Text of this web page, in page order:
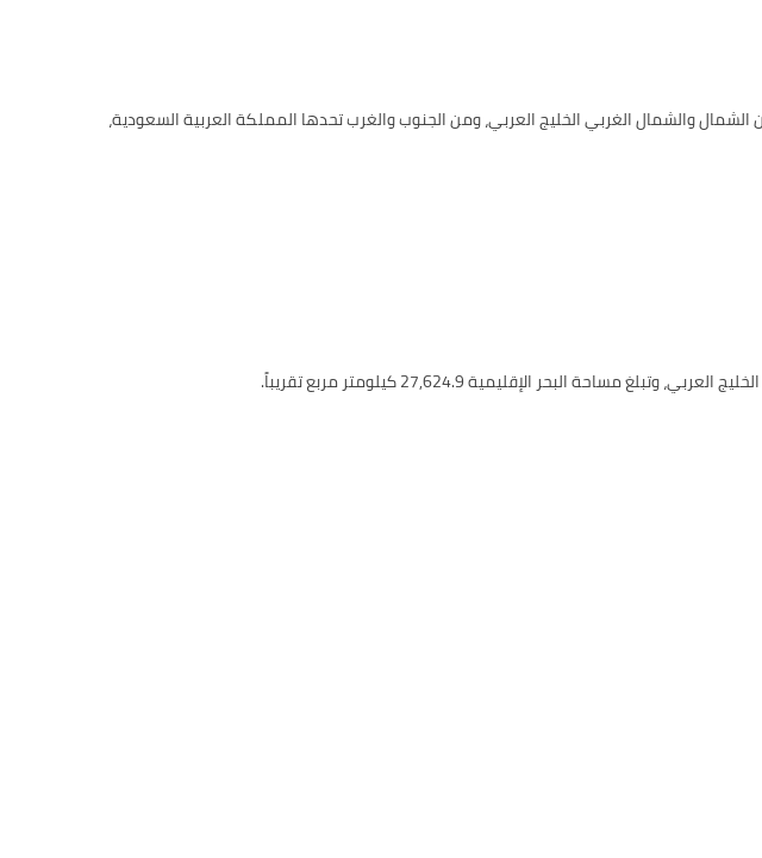
والشمال الغربي الخليج العربي، ومن الجنوب والغرب تحدها المملكة العربية السعودية،